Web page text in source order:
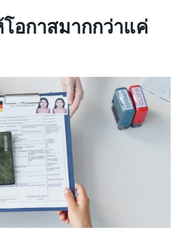
อกาสมากกว่าแค่